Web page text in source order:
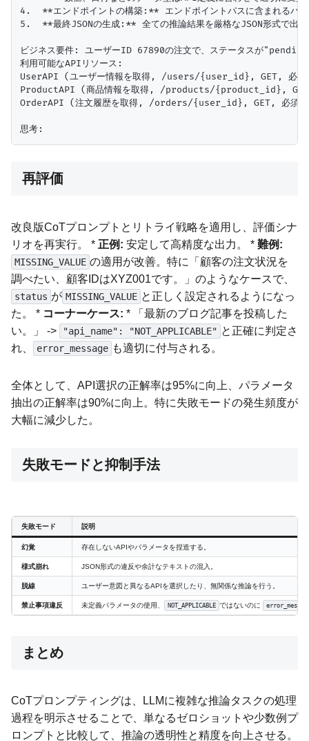
4.  **エンドポイントの構築:** エンドポイントパスに含まれるパ
5.  **最終JSONの生成:** 全ての推論結果を厳格なJSON形式で出力
ビジネス要件: ユーザーID 67890の注文で、ステータスが
利用可能なAPIリソース:
UserAPI (ユーザー情報を取得, /users/{user_id}, GET,
ProductAPI (商品情報を取得, /products/{product_id},
OrderAPI (注文履歴を取得, /orders/{user_id}, GET, 必
再評価
改良版CoTプロンプトとリトライ戦略を適用し、評価シナ
リオを再実行。 * 正例: 安定して高精度な出力。 * 難例:
MISSING_VALUE の適用が改善。特に「顧客の注文状況を
調べたい、顧客IDはXYZ001です。」のようなケースで、
status が MISSING_VALUE と正しく設定されるようになっ
た。 * コーナーケース: * 「最新のブログ記事を投稿した
い。」 ->
"api_name": "NOT_APPLICABLE" と正確に判定さ
れ、
error_message も適切に付与される。
全体として、API選択の正解率は95%に向上、パラメータ
抽出の正解率は90%に向上。特に失敗モードの発生頻度が
大幅に減少した。
失敗モードと抑制手法
失敗モード 説明
幻覚 存在しないAPIやパラメータを捏造する。
様式崩れ JSON形式の違反や余計なテキストの混入。
脱線 ユーザー意図と異なるAPIを選択したり、無関係な推論を行う。
禁止事項違反 未定義パラメータの使用、 NOT_APPLICABLE ではないのに
まとめ
CoTプロンプティングは、LLMに複雑な推論タスクの処理
過程を明示させることで、単なるゼロショットや少数例プ
ロンプトと比較して、推論の透明性と精度を向上させる。